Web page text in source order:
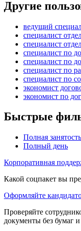
Другие
ведущий
специалист
специалист
специалист по
специалист по
специалист по
специалист по
экономист
экономист по
Быстрые
Полная занятость
Полный день
Корпоративная
Какой соцпакет вы
Оформляйте
Проверяйте
документы без бумаг